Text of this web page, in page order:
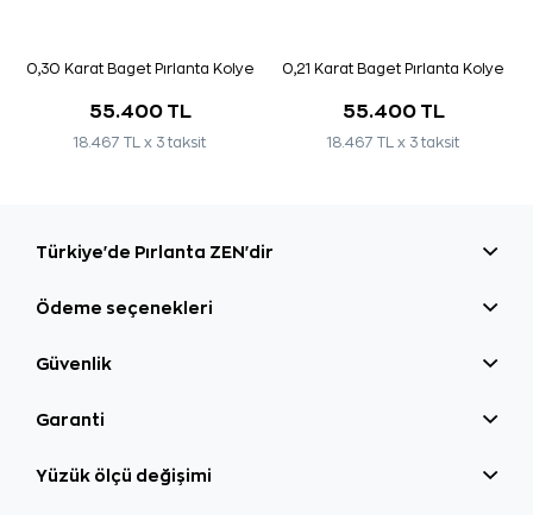
0,30 Karat Baget Pırlanta Kolye
55.400 TL
18.467 TL x 3 taksit
0,21 Karat Baget Pırlanta Kolye
55.400 TL
18.467 TL x 3 taksit
Türkiye'de Pırlanta ZEN'dir
Ödeme seçenekleri
Güvenlik
Garanti
Yüzük ölçü değişimi